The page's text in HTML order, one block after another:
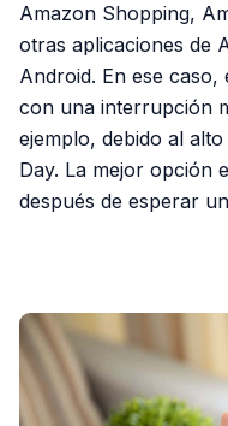
Amazon Shopping,
otras aplicaciones de
Android. En ese caso,
con una interrupción
ejemplo, debido al
Day. La mejor opción
después de esperar